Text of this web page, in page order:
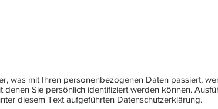
was mit Ihren personenbezogenen Daten passiert,
Sie persönlich identifiziert werden können.
diesem Text aufgeführten Datenschutzerklärung.